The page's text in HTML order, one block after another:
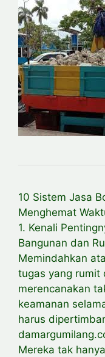
10 Sistem Jasa
Menghemat
1. Kenali
Bangunan dan
Memindahkan
tugas yang rumit
merencanakan
keamanan
harus
Mereka tak